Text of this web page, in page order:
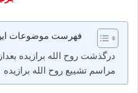
فهرست موضوعات
درگذشت روح الله برازیده
مراسم تشییع روح الله برازیده